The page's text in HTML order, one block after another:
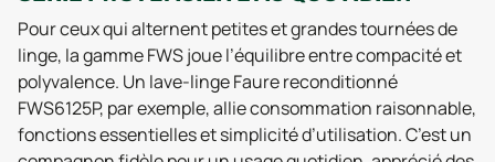
Pour ceux qui alternent petites et grandes tournées de
linge, la gamme FWS joue l’équilibre entre compacité et
polyvalence. Un lave-linge Faure reconditionné
FWS6125P, par exemple, allie consommation raisonnable,
fonctions essentielles et simplicité d’utilisation. C’est un